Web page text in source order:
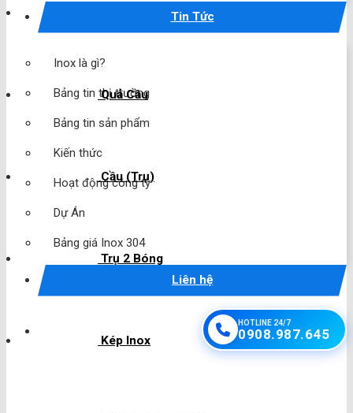
Tin Tức
Inox là gì?
Bảng tin thị trường
Bảng tin sản phẩm
Kiến thức
Hoạt động công ty
Dự Án
Bảng giá Inox 304
Liên hệ
HOTLINE 24/7
0908.987.645
Quả Cầu
Cầu (Trụ)
Trụ 2 Bóng
Kép Inox